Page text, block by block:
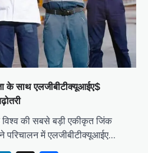
के साथ एलजीबीटीक्यूआईए$
की सबसे बड़ी एकीकृत जिंक
परिचालन में एलजीबीटीक्यूआईए…